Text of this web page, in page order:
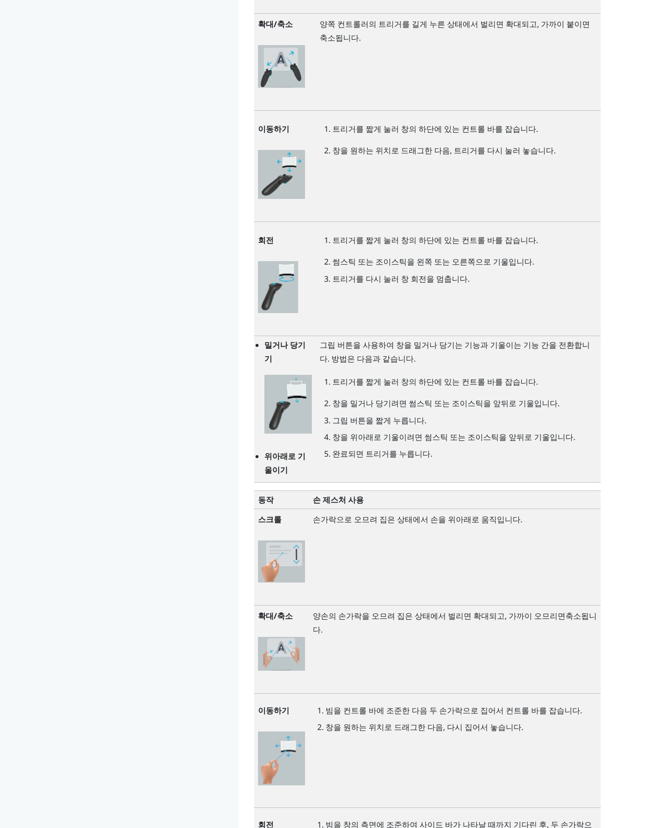
확대/축소 양쪽 컨트롤러의 트리거를 길게 누른 상태에서 벌리면 확대되고, 가까이 붙이면
축소됩니다.
이동하기 트리거를 짧게 눌러 창의 하단에 있는 컨트롤 바를 잡습니다.
창을 원하는 위치로 드래그한 다음, 트리거를 다시 눌러 놓습니다.
회전 트리거를 짧게 눌러 창의 하단에 있는 컨트롤 바를 잡습니다.
썸스틱 또는 조이스틱을 왼쪽 또는 오른쪽으로 기울입니다.
트리거를 다시 눌러 창 회전을 멈춥니다.
밀거나 당기
기
위아래로 기
울이기
그립 버튼을 사용하여 창을 밀거나 당기는 기능과 기울이는 기능 간을 전환합니
다. 방법은 다음과 같습니다.
트리거를 짧게 눌러 창의 하단에 있는 컨트롤 바를 잡습니다.
창을 밀거나 당기려면 썸스틱 또는 조이스틱을 앞뒤로 기울입니다.
그립 버튼을 짧게 누릅니다.
창을 위아래로 기울이려면 썸스틱 또는 조이스틱을 앞뒤로 기울입니다.
완료되면 트리거를 누릅니다.
동작
손 제스처 사용
스크롤
손가락으로 오므려 집은 상태에서 손을 위아래로 움직입니다.
확대/축소
양손의 손가락을 오므려 집은 상태에서 벌리면 확대되고, 가까이 오므리면축소됩니
다.
이동하기
빔을 컨트롤 바에 조준한 다음 두 손가락으로 집어서 컨트롤 바를 잡습니다.
창을 원하는 위치로 드래그한 다음, 다시 집어서 놓습니다.
회전 빔을 창의 측면에 조준하여 사이드 바가 나타날 때까지 기다린 후, 두 손가락으